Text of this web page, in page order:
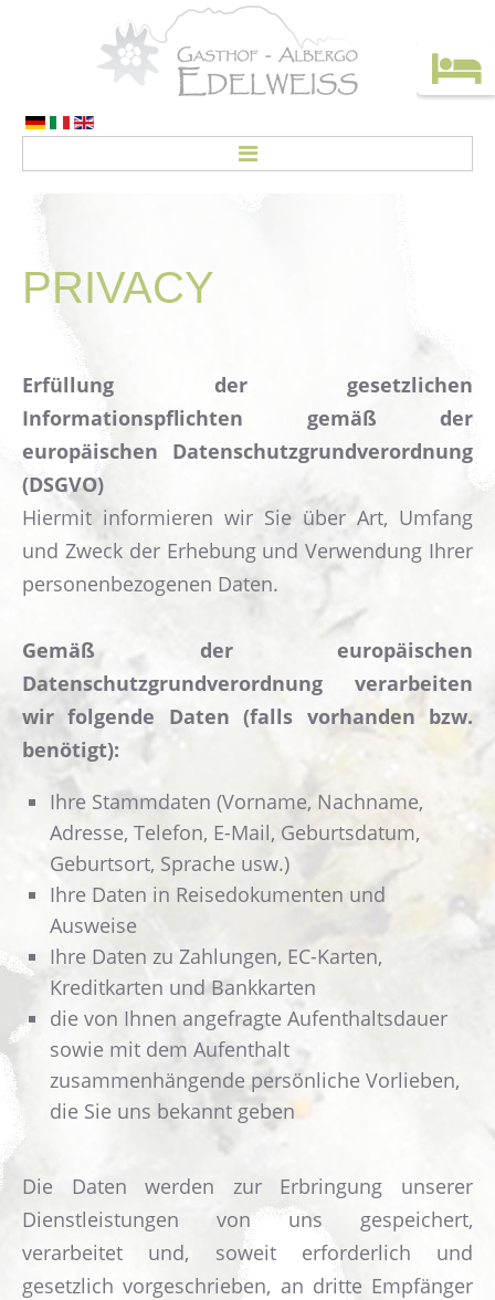
AKTIVITÄTEN
Angebote
Urlaub ohne Auto!
Bilder
Webcam Gasthof Edelweiss
Gästebuch
PRIVACY
Erfüllung der gesetzlichen
Informationspflichten gemäß der
europäischen Datenschutzgrundverordnung
(DSGVO)
Hiermit informieren wir Sie über Art, Umfang
und Zweck der Erhebung und Verwendung Ihrer
personenbezogenen Daten.
Gemäß der europäischen
Datenschutzgrundverordnung verarbeiten
wir folgende Daten (falls vorhanden bzw.
benötigt):
Ihre Stammdaten (Vorname, Nachname,
Adresse, Telefon, E-Mail, Geburtsdatum,
Geburtsort, Sprache usw.)
Ihre Daten in Reisedokumenten und
Ausweise
Ihre Daten zu Zahlungen, EC-Karten,
Kreditkarten und Bankkarten
die von Ihnen angefragte Aufenthaltsdauer
sowie mit dem Aufenthalt
zusammenhängende persönliche Vorlieben,
die Sie uns bekannt geben
Die Daten werden zur Erbringung unserer
Dienstleistungen von uns gespeichert,
verarbeitet und, soweit erforderlich und
gesetzlich vorgeschrieben, an dritte Empfänger